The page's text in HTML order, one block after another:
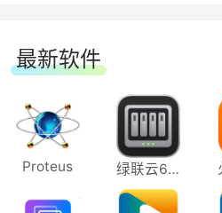
最新软件
Proteus 绿联云64位